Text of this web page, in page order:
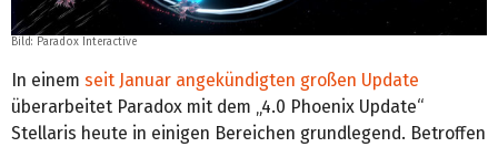
Bild: Paradox Interactive
In einem seit Januar angekündigten großen Update
überarbeitet Paradox mit dem „4.0 Phoenix Update“
Stellaris heute in einigen Bereichen grundlegend. Betroffen